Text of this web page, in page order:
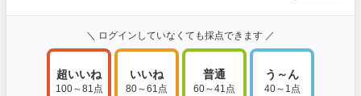
＼ ログインしていなくても採点できます ／
超いいね
100～81点
いいね
80～61点
普通
60～41点
う～ん
40～1点